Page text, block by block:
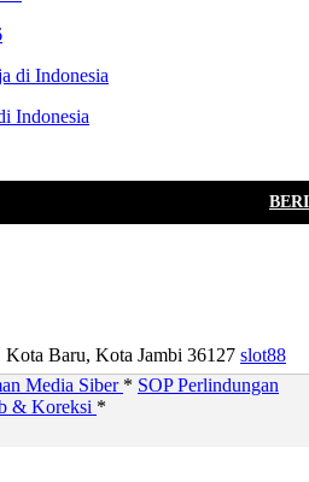
Indonesia
Baru, Kota Jambi 36127 slot88
Media Siber * SOP Perlindungan
& Koreksi *